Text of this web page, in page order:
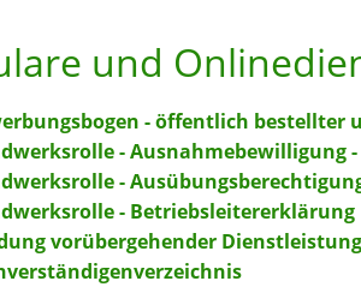
und
- öffentlich bestellter
- Ausnahmebewilligung
-
- Betriebsleitererklärung
vorübergehender